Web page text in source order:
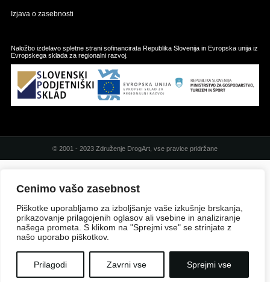
Cenimo vašo zasebnost
Piškotke uporabljamo za izboljšanje vaše izkušnje brskanja,
prikazovanje prilagojenih oglasov ali vsebine in analiziranje
našega prometa. S klikom na "Sprejmi vse" se strinjate z
našo uporabo piškotkov.
Prilagodi Zavrni vse Sprejmi vse
Izjava o zasebnosti
Naložbo izdelavo spletne strani sofinancirata Republika Slovenija in Evropska unija iz
Evropskega sklada za regionalni razvoj.
© 2001 - 2023 Združenje DrogArt, vse pravice pridržane